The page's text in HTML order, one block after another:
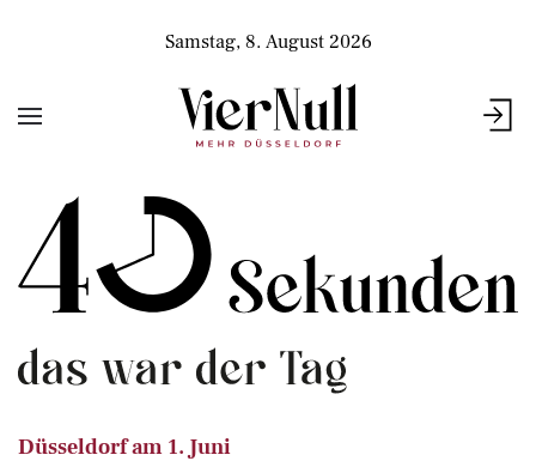
Samstag, 8. August 2026
Düsseldorf am 1. Juni